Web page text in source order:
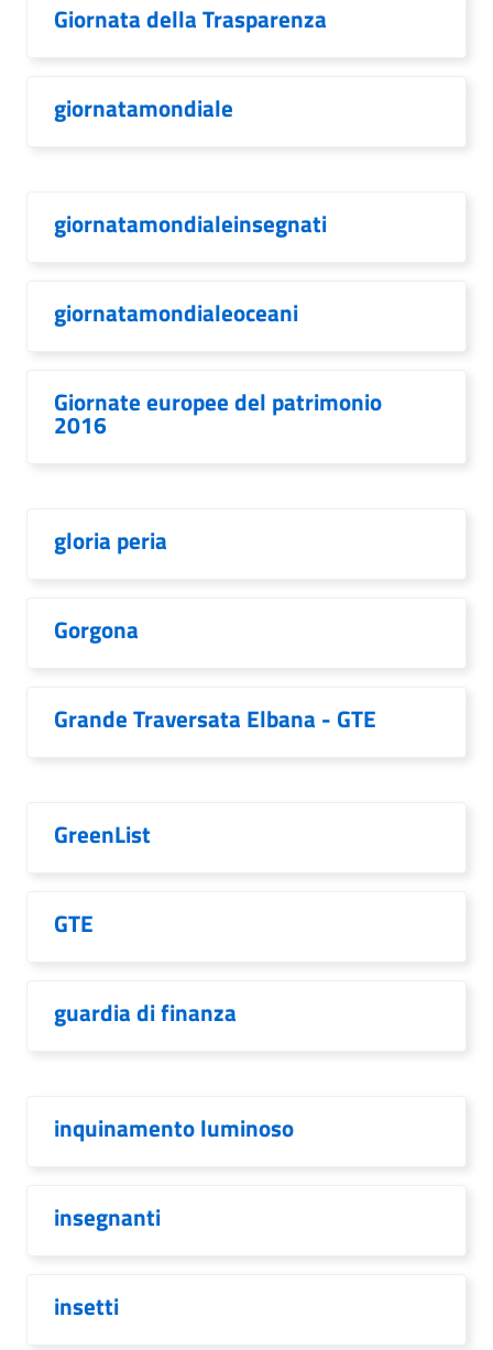
Giornata della Trasparenza
giornatamondiale
giornatamondialeinsegnati
giornatamondialeoceani
Giornate europee del patrimonio
2016
gloria peria
Gorgona
Grande Traversata Elbana - GTE
GreenList
GTE
guardia di finanza
inquinamento luminoso
insegnanti
insetti